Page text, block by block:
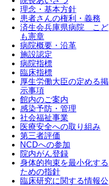
理念・基本方針
患者さんの権利・義務
済生会兵庫県病院 こど
も憲章
病院概要・沿革
施設認定
病院指標
臨床指標
厚生労働大臣の定める掲
示事項
館内のご案内
感染予防・管理
社会福祉事業
医療安全への取り組み
第三者評価
NCDへの参加
院内がん登録
身体的拘束を最小化する
ための指針
臨床研究に関する情報公